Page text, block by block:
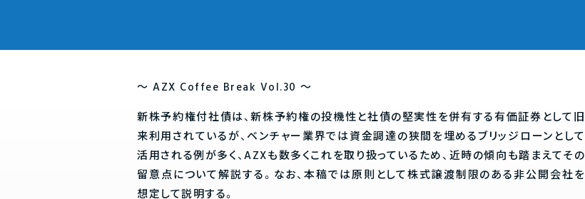
～ AZX Coffee Break Vol.30 ～
新株予約権付社債は、新株予約権の投機性と社債の堅実性を併有する有価証券として旧
来利用されているが、ベンチャー業界では資金調達の狭間を埋めるブリッジローンとして
活用される例が多く、AZXも数多くこれを取り扱っているため、近時の傾向も踏まえてその
留意点について解説する。なお、本稿では原則として株式譲渡制限のある非公開会社を
想定して説明する。